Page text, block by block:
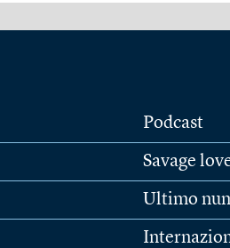
Podcast
Savage
Ultimo